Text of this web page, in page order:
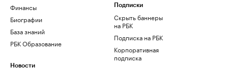
Финансы
Биографии
База знаний
РБК Образование
Новости
Подписки
Скрыть баннеры
на РБК
Подписка на РБК
Корпоративная
подписка